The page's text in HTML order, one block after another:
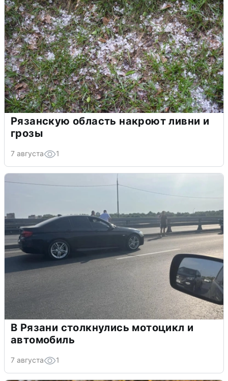
Рязанскую область накроют ливни и
грозы
7 августа 1
В Рязани столкнулись мотоцикл и
автомобиль
7 августа 1